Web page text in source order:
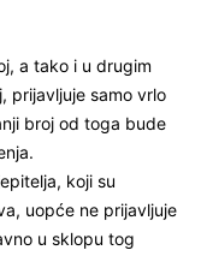
a tako i u drugim
prijavljuje samo vrlo
broj od toga bude
koji su
uopće ne prijavljuje
u sklopu tog